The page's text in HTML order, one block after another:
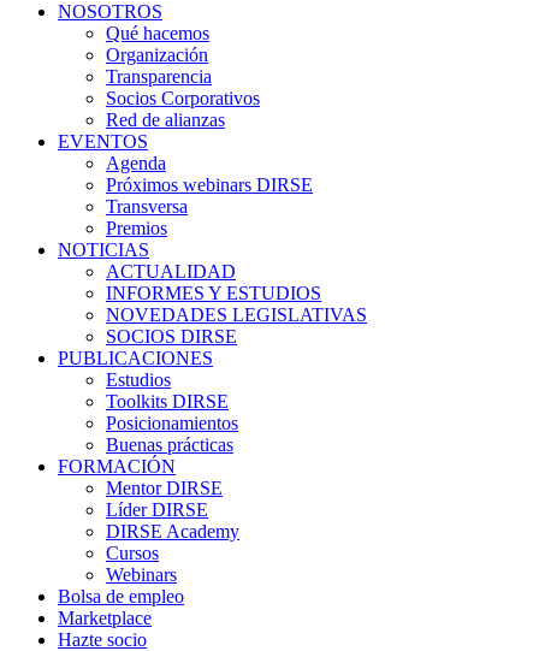
NOSOTROS
Qué hacemos
Organización
Transparencia
Socios Corporativos
Red de alianzas
EVENTOS
Agenda
Próximos webinars DIRSE
Transversa
Premios
NOTICIAS
ACTUALIDAD
INFORMES Y ESTUDIOS
NOVEDADES LEGISLATIVAS
SOCIOS DIRSE
PUBLICACIONES
Estudios
Toolkits DIRSE
Posicionamientos
Buenas prácticas
FORMACIÓN
Mentor DIRSE
Líder DIRSE
DIRSE Academy
Cursos
Webinars
Bolsa de empleo
Marketplace
Hazte socio